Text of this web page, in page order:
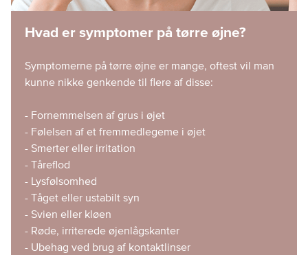
Hvad er symptomer på tørre øjne?
Symptomerne på tørre øjne er mange, oftest vil man
kunne nikke genkende til flere af disse:
- Fornemmelsen af grus i øjet
- Følelsen af et fremmedlegeme i øjet
- Smerter eller irritation
- Tåreflod
- Lysfølsomhed
- Tåget eller ustabilt syn
- Svien eller kløen
- Røde, irriterede øjenlågskanter
- Ubehag ved brug af kontaktlinser